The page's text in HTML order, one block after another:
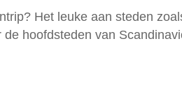
Het leuke aan steden
hoofdsteden van